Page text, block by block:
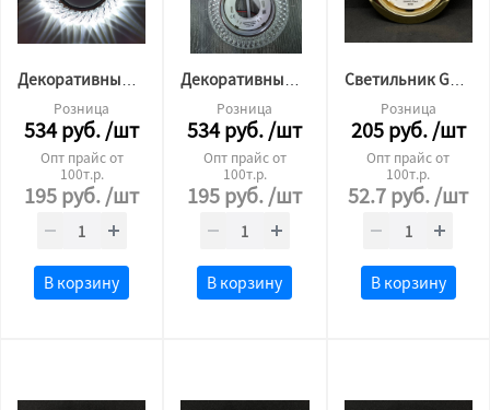
Декоративный светильник GX53 L220 (4500 К)
Розница
534руб./шт
Опт прайс от
100т.р.
195руб./шт
В корзину
Декоративный светильник GX53 L280 (4500 К)
Розница
534руб./шт
Опт прайс от
100т.р.
195руб./шт
В корзину
Светильник GX53 золото Сфера LED
Розница
205руб./шт
Опт прайс от
100т.р.
52.7руб./шт
В корзину